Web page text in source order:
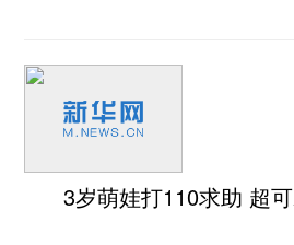
3岁萌娃打110求助 超